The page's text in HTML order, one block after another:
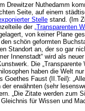
Drewitzer Nuthedamm
Seite, auf einem
Stelle stand. (Im
der „Transparenten
von keiner Plane
schön geformten
Standort an, der so gar
Innenstadt“ wird als
Die „Transparente
haben die Welt
Goethes Faust (II.Teil):
erwähnten (sehr
„Die Zitate werden zum
für Wissen und